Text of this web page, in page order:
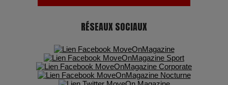
RÉSEAUX SOCIAUX